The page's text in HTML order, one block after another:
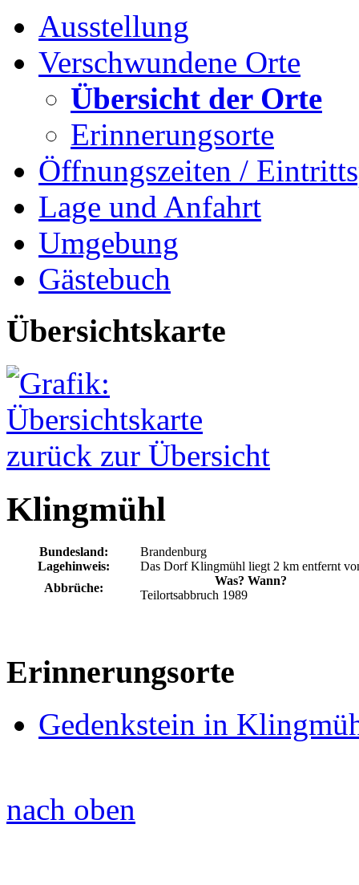
Ausstellung
Verschwundene Orte
Übersicht der Orte
Erinnerungsorte
Öffnungszeiten /
Lage und Anfahrt
Umgebung
Gästebuch
Übersichtskarte
zurück zur Übersicht
Klingmühl
Bundesland:
Brandenburg
Lagehinweis:
Das Dorf Klingmühl liegt 2 km entfernt
Abbrüche:
Was? Wann?
Teilortsabbruch 1989
Erinnerungsorte
Gedenkstein in
nach oben